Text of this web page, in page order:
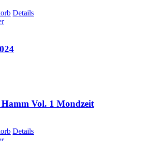
Details
Vol. 1 Mondzeit
Details